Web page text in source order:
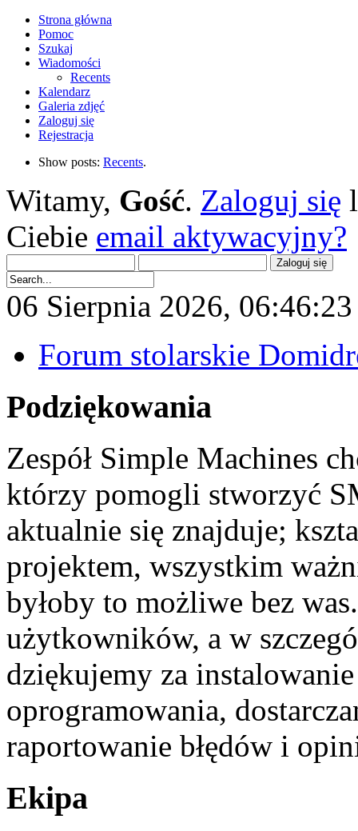
Strona główna
Pomoc
Szukaj
Wiadomości
Recents
Kalendarz
Galeria zdjęć
Zaloguj się
Rejestracja
Show posts: Recents.
Witamy, Gość. Zaloguj się
Ciebie email aktywacyjny?
06 Sierpnia 2026,
Forum stolarskie
Podziękowania
Zespół Simple Machines
którzy pomogli stworzyć
aktualnie się znajduje;
projektem, wszystkim
byłoby to możliwe bez
użytkowników, a w
dziękujemy za
oprogramowania,
raportowanie błędów i
Ekipa